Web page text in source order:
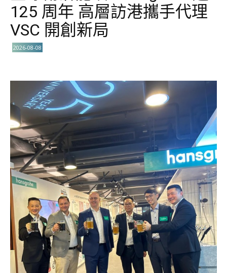
125 周年 高層訪港攜手代理
VSC 開創新局
2026-08-08